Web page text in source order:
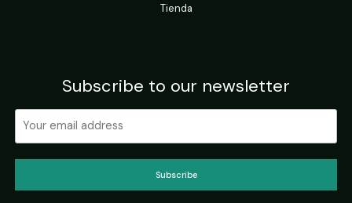
Tienda
Subscribe to our newsletter
Subscribe